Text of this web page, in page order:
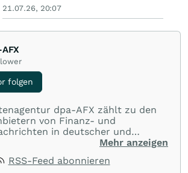
21.07.26, 20:07
folgen
dpa-AFX zählt zu den
von Finanz- und
in deutscher und
Gestützt auf ein
zuverlässig und schnell
Mehr anzeigen
RSS-Feed abonnieren